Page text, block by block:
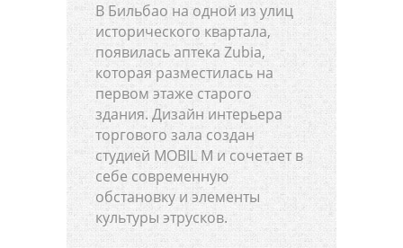
В Бильбао на одной из улиц
исторического квартала,
появилась аптека Zubia,
которая разместилась на
первом этаже старого
здания. Дизайн интерьера
торгового зала создан
студией MOBIL M и сочетает в
себе современную
обстановку и элементы
культуры этрусков.